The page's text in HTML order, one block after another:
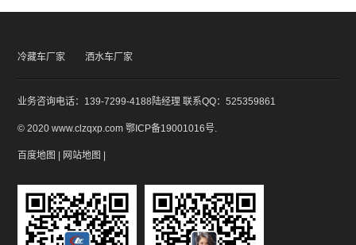
冷藏车厂家 洒水车厂家
业务咨询电话：139-7299-4188陆经理 联系QQ：525359861
© 2020 www.clzqxp.com鄂ICP备19001016号.
百度地图 网站地图